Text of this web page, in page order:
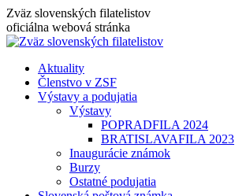
Skip
to
content
Zväz slovenských filatelistov
oficiálna webová stránka
Aktuality
Členstvo v ZSF
Výstavy a podujatia
Výstavy
POPRADFILA 2024
BRATISLAVAFILA 2023
Inaugurácie známok
Burzy
Ostatné podujatia